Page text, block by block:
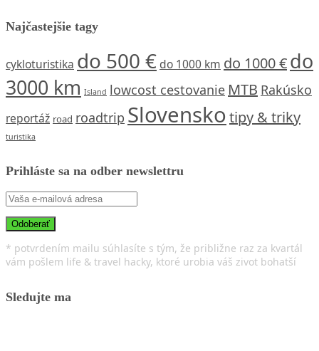
Najčastejšie tagy
cykloturistika do 500 € do 1000 km do 1000 €do
3000 km Island lowcost cestovanie MTB Rakúsko
reportáž road roadtrip Slovensko tipy & triky
turistika
Prihláste sa na odber newslettru
* potvrdením mailu súhlasíte s tým, že približne raz za kvartál
vám pošlem life & travel hacky, ktoré urobia váš zivot bohatší
Sledujte ma